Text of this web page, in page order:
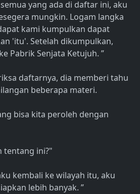
yang ada di daftar ini, aku
mungkin. Logam langka
kami kumpulkan dapat
'itu'. Setelah dikumpulkan,
Pabrik Senjata Ketujuh. ”
daftarnya, dia memberi tahu
beberapa materi.
bisa kita peroleh dengan
tentang ini?"
kembali ke wilayah itu, aku
lebih banyak. ”